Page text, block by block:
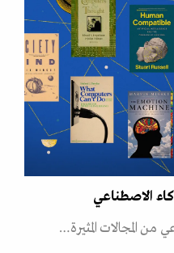
المجالات المثيرة…